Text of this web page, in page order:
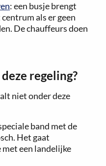
: een busje brengt
als er geen
De chauffeurs doen
regeling?
niet onder deze
band met de
Het gaat
een landelijke